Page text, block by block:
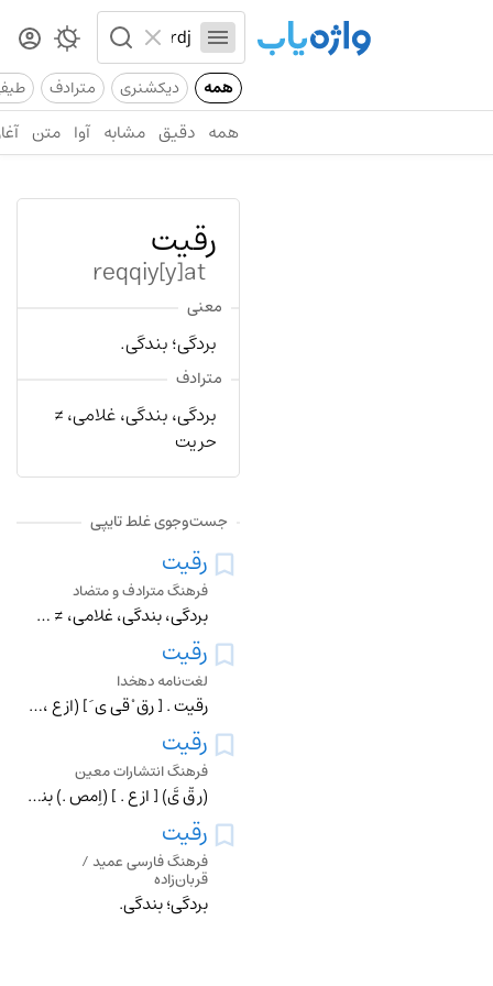
همه دیکشنری مترادف
همه دقیق مشابه آوا متن
رقیت
reqqiy[y]at
معنی
بردگی؛ بندگی.
مترادف
بردگی، بندگی، غلامی، ≠
حریت
جست‌وجوی غلط تایپی
رقیت
فرهنگ مترادف و متضاد
بردگی، بندگی، غلامی، ≠ حریت
رقیت
لغت‌نامه دهخدا
رقیت . [ رِق ْ قی ی َ ] (از ع ، اِمص ) بندگی و غلامی و عبودیت . (ناظم الاطباء). بندگی کردن و غلامی نمودن . (غیاث اللغات ). بندگی . غلامی . عبودیت . در عربی بدین
رقیت
فرهنگ انتشارات معین
(رِ قّ یَّ) [ ازع . ] (اِمص .) بندگی ، غلامی .
رقیت
فرهنگ فارسی عمید /
قربان‌زاده
بردگی؛ بندگی.